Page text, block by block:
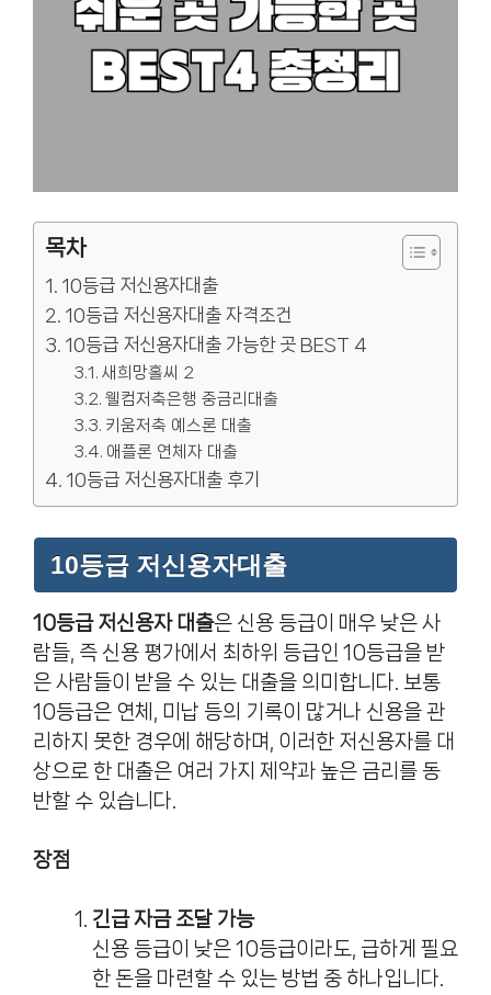
목차
10등급 저신용자대출
10등급 저신용자대출 자격조건
10등급 저신용자대출 가능한 곳 BEST 4
새희망홀씨 2
웰컴저축은행 중금리대출
키움저축 예스론 대출
애플론 연체자 대출
10등급 저신용자대출 후기
10등급 저신용자대출
10등급 저신용자 대출은 신용 등급이 매우 낮은 사
람들, 즉 신용 평가에서 최하위 등급인 10등급을 받
은 사람들이 받을 수 있는 대출을 의미합니다. 보통
10등급은 연체, 미납 등의 기록이 많거나 신용을 관
리하지 못한 경우에 해당하며, 이러한 저신용자를 대
상으로 한 대출은 여러 가지 제약과 높은 금리를 동
반할 수 있습니다.
장점
긴급 자금 조달 가능
신용 등급이 낮은 10등급이라도, 급하게 필요
한 돈을 마련할 수 있는 방법 중 하나입니다.